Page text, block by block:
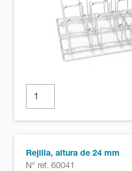
Rejilla, altura de 24 mm
N° ref. 60041